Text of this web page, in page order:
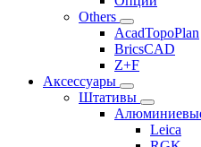
Others
AcadTopoPlan
BricsCAD
Z+F
Аксессуары
Штативы
Leica